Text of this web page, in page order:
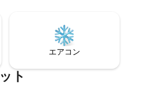
な敷地内にある裏の家で、広い専
ィオがあります。 ローズボウル、
パレードルート、カリフォルニア
、ジェイ・ピー・エルストン・
チ・センター、美術館、パサデナ
に非常に近い
エアコン
ト